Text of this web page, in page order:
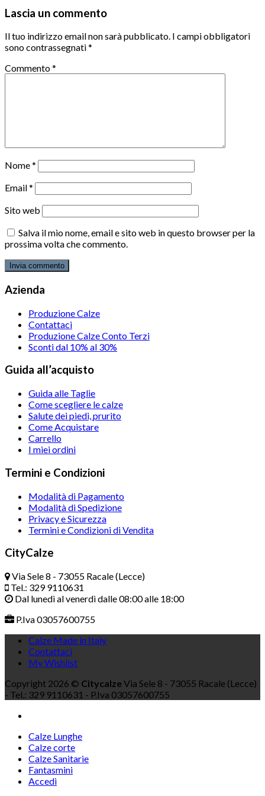
Lascia un commento
Il tuo indirizzo email non sarà pubblicato. I campi obbligatori
sono contrassegnati*
Commento*
Nome*
Email*
Sito web
Salva il mio nome, email e sito web in questo browser per la
prossima volta che commento.
Azienda
Produzione Calze
Contattaci
Produzione Calze Conto Terzi
Sconti dal 10% al 30%
Guida all’acquisto
Guida alle Taglie
Come scegliere le calze
Salute dei piedi, prurito
Come Acquistare
Carrello
I miei ordini
Termini e Condizioni
Modalità di Pagamento
Modalità di Spedizione
Privacy e Sicurezza
Termini e Condizioni di Vendita
CityCalze
Via Sele 8 - 73055 Racale (Lecce)
Tel.: 329 9110631
Dal lunedì al venerdì dalle 08:00 alle 18:00
P.Iva 03057600755
Calze Made in Italy
Contattaci
My Wishlist
Copyright 2026 © CitycalzeVia Sele 8 - 73055 Racale (Lecce)
- Tel.: 329 9110631 - P.Iva 03057600755
Calze Lunghe
Calze corte
Calze Sanitarie
Fantasmini
Accedi